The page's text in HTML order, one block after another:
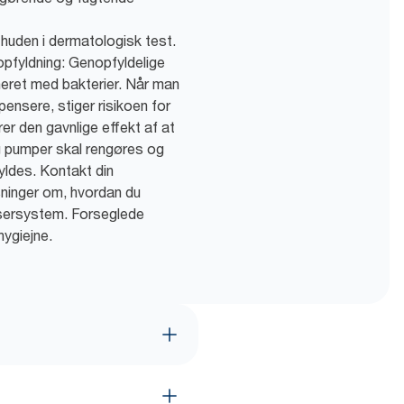
i dermatologisk test.
Genopfyldelige
med bakterier. Når man
stiger risikoen for
den gavnlige effekt af at
skal rengøres og
Kontakt din
om, hvordan du
Forseglede